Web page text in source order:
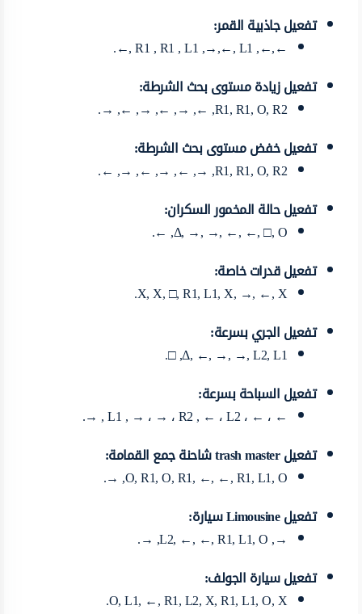
تفعيل جاذبية القمر:
←,←, R1 , R1 , L1 ,→,←, L1 ,←.
تفعيل زيادة مستوى بحث الشرطة:
R1, R1, O, R2, ←, →, ←, →, ←, →.
تفعيل خفض مستوى بحث الشرطة:
R1, R1, O, R2, →, ←, →, ←, →, ←.
تفعيل حالة المخمور السكران:
Δ, →, →, ←, ←, □, O, ←.
تفعيل قدرات خاصة:
X, X, □, R1, L1, X, →, ←, X.
تفعيل الجري بسرعة:
Δ, ←, →, →, L2, L1, □.
تفعيل السباحة بسرعة:
← ، ← ، L1 , → ، → ، R2 , ← ، L2 , →.
تفعيل trash master شاحنة جمع القمامة:
O, R1, O, R1, ←, ←, R1, L1, O, →.
تفعيل Limousine سيارة:
→, L2, ←, ←, R1, L1, O, →.
تفعيل سيارة الجولف:
O, L1, ←, R1, L2, X, R1, L1, O, X.